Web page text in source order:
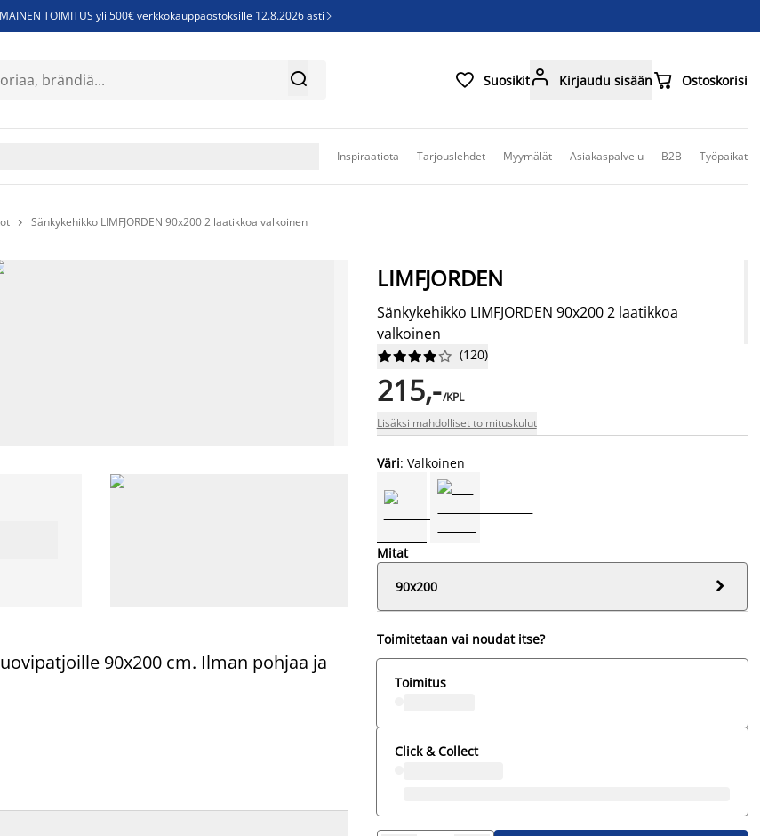
TOIMITUS yli 500€ verkkokauppaostoksille 12.8.2026 asti 
Sijauspatjoja - Säästä jopa 60%   Suosikit Kirjaudu sisään Ostoskorisi
Inspiraatiota Tarjouslehdet Myymälät Asiakaspalvelu B2B Työpaikat
 Sänkykehikko LIMFJORDEN 90x200 2 laatikkoa valkoinen
90x200 cm. Ilman pohjaa ja
LIMFJORDEN
Sänkykehikko LIMFJORDEN 90x200 2 laatikkoa
valkoinen





 (120)
215,-/KPL
Lisäksi mahdolliset toimituskulut
Väri: Valkoinen
Mitat
90x200

Toimitetaan vai noudat itse?
Toimitus
Click & Collect